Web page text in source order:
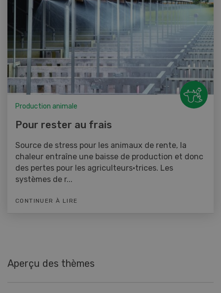
Production animale
Pour rester au frais
Source de stress pour les animaux de rente, la
chaleur entraîne une baisse de production et donc
des pertes pour les agriculteurs·trices. Les
systèmes de r...
CONTINUER À LIRE
Aperçu des thèmes